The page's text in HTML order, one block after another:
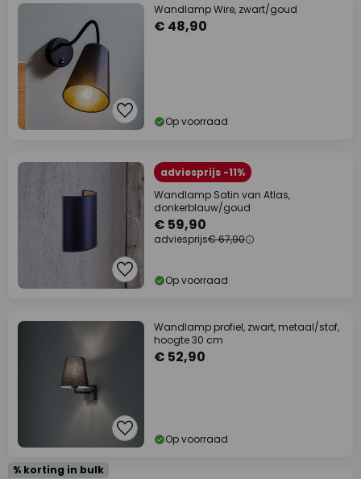
Wandlamp Wire, zwart/goud
€ 48,90
Op voorraad
adviesprijs -11%
Wandlamp Satin van Atlas,
donkerblauw/goud
€ 59,90
adviesprijs€ 67,90
Op voorraad
Wandlamp profiel, zwart, metaal/stof,
hoogte 30 cm
€ 52,90
Op voorraad
% korting in bulk